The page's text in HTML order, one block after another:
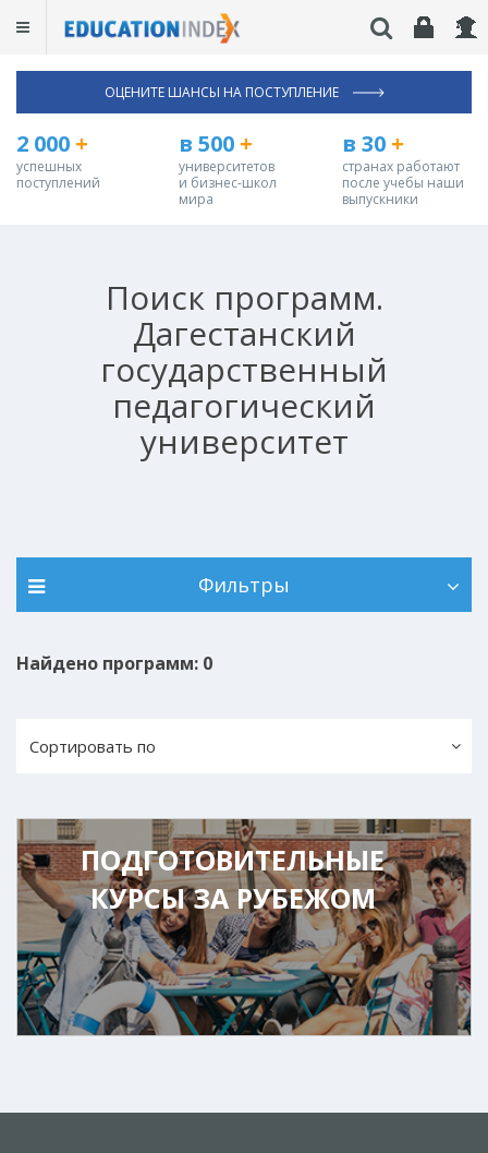
ОЦЕНИТЕ ШАНСЫ НА ПОСТУПЛЕНИЕ
2 000 +
успешных
поступлений
в 500 +
университетов
и бизнес-школ
мира
в 30+
странах работают
после учебы наши
выпускники
Поиск программ.
Дагестанский
государственный
педагогический
университет
Фильтры
Найдено программ: 0
Сортировать по
ПОДГОТОВИТЕЛЬНЫЕ
КУРСЫ ЗА РУБЕЖОМ